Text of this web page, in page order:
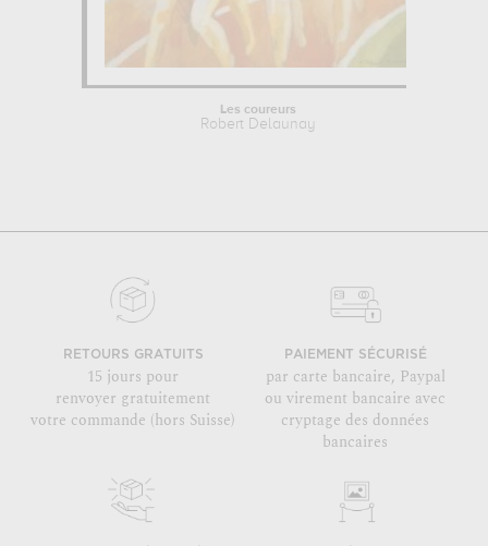
Les coureurs
Robert Delaunay
RETOURS GRATUITS
15 jours pour
renvoyer gratuitement
votre commande (hors Suisse)
PAIEMENT SÉCURISÉ
par carte bancaire, Paypal
ou virement bancaire avec
cryptage des données
bancaires